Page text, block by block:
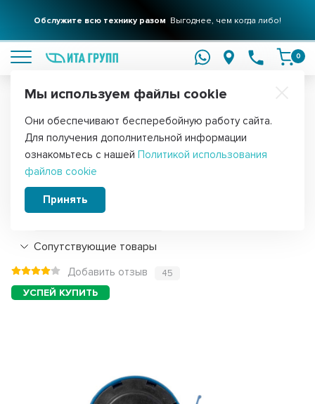
Обслужите всю технику разом Выгоднее, чем когда либо!
0
Главная Запчасти для стиральных машин Датчики уровня воды
Прессостат для стиральных машин
Haier (V13305, ST-545), 24000317
Подробнее
Сопутствующие товары
Добавить отзыв 45
Мы используем файлы cookie
Они обеспечивают бесперебойную работу сайта.
Для получения дополнительной информации
ознакомьтесь с нашей Политикой использования
файлов cookie
Принять